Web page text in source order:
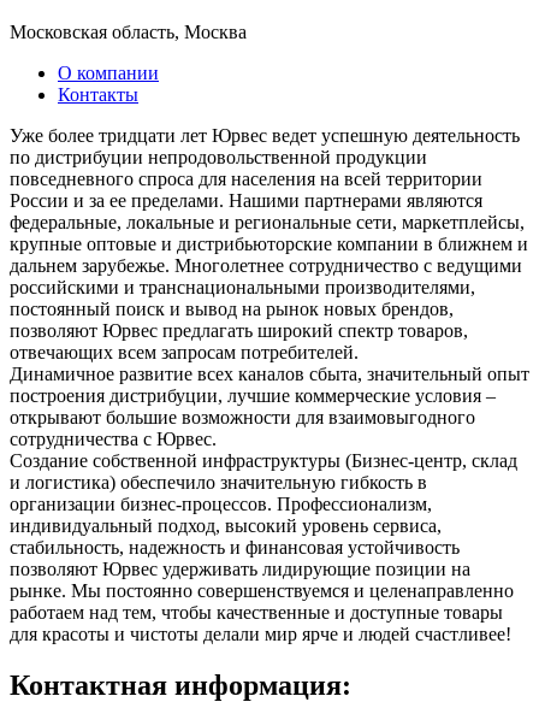
Московская область, Москва
О компании
Контакты
Уже более тридцати лет Юрвес ведет успешную деятельность
по дистрибуции непродовольственной продукции
повседневного спроса для населения на всей территории
России и за ее пределами. Нашими партнерами являются
федеральные, локальные и региональные сети, маркетплейсы,
крупные оптовые и дистрибьюторские компании в ближнем и
дальнем зарубежье. Многолетнее сотрудничество с ведущими
российскими и транснациональными производителями,
постоянный поиск и вывод на рынок новых брендов,
позволяют Юрвес предлагать широкий спектр товаров,
отвечающих всем запросам потребителей.
Динамичное развитие всех каналов сбыта, значительный опыт
построения дистрибуции, лучшие коммерческие условия –
открывают большие возможности для взаимовыгодного
сотрудничества с Юрвес.
Создание собственной инфраструктуры (Бизнес-центр, склад
и логистика) обеспечило значительную гибкость в
организации бизнес-процессов. Профессионализм,
индивидуальный подход, высокий уровень сервиса,
стабильность, надежность и финансовая устойчивость
позволяют Юрвес удерживать лидирующие позиции на
рынке. Мы постоянно совершенствуемся и целенаправленно
работаем над тем, чтобы качественные и доступные товары
для красоты и чистоты делали мир ярче и людей счастливее!
Контактная информация: